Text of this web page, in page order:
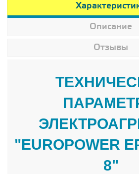
Описание
Отзывы
"EUROPOWER
8"